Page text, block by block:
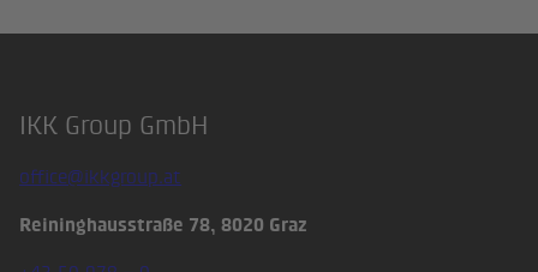
Footer
IKK Group GmbH
office@ikkgroup.at
Reininghausstraße 78, 8020 Graz